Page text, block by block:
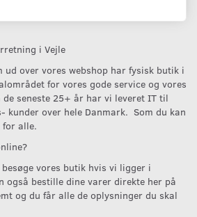
i Vejle
ud over vores webshop har fysisk butik i
for vores gode service og vores
seneste 25+ år har vi leveret IT til
kunder over hele Danmark. Som du kan
for alle.
vores butik hvis vi ligger i
også bestille dine varer direkte her på
og du får alle de oplysninger du skal